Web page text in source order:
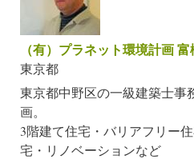
（有）プラネット環境計画
東京都
東京都中野区の一級建築士事
画。
3階建て住宅・バリアフリー
宅・リノベーションなど